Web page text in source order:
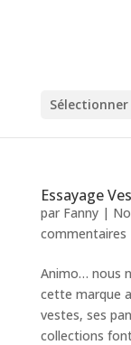
Essayage
par Fanny|
commentaires
Animo… nous
cette marque
vestes, ses
collections